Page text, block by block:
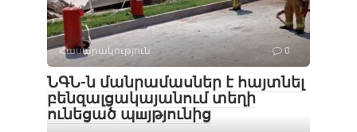
Հասարակություն 0
ՆԳՆ-ն մանրամասներ է հայտնել
բենզալցակայանում տեղի
ունեցած պшյթյունից